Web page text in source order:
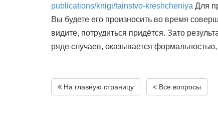
publications/knigi/tainstvo-kreshcheniya Для
Вы будете его произносить во время
видите, потрудиться придётся. Зато
ряде случаев, оказывается
На главную страницу < Все вопросы